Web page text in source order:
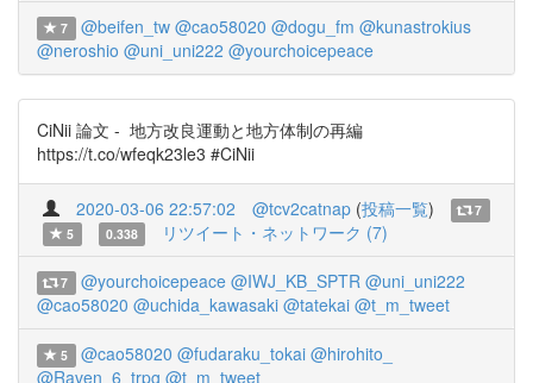
7 @beifen_tw @cao58020 @dogu_fm @kunastrokius
@neroshio @uni_uni222 @yourchoicepeace
CiNii 論文 - 地方改良運動と地方体制の再編
https://t.co/wfeqk23le3 #CiNii
2020-03-06 22:57:02 @tcv2catnap (投稿一覧)
7
5
0.338 リツイート・ネットワーク (7)
7 @yourchoicepeace @IWJ_KB_SPTR @uni_uni222
@cao58020 @uchida_kawasaki @tatekai @t_m_tweet
5 @cao58020 @fudaraku_tokai @hirohito_
@Raven_6_trpg @t_m_tweet